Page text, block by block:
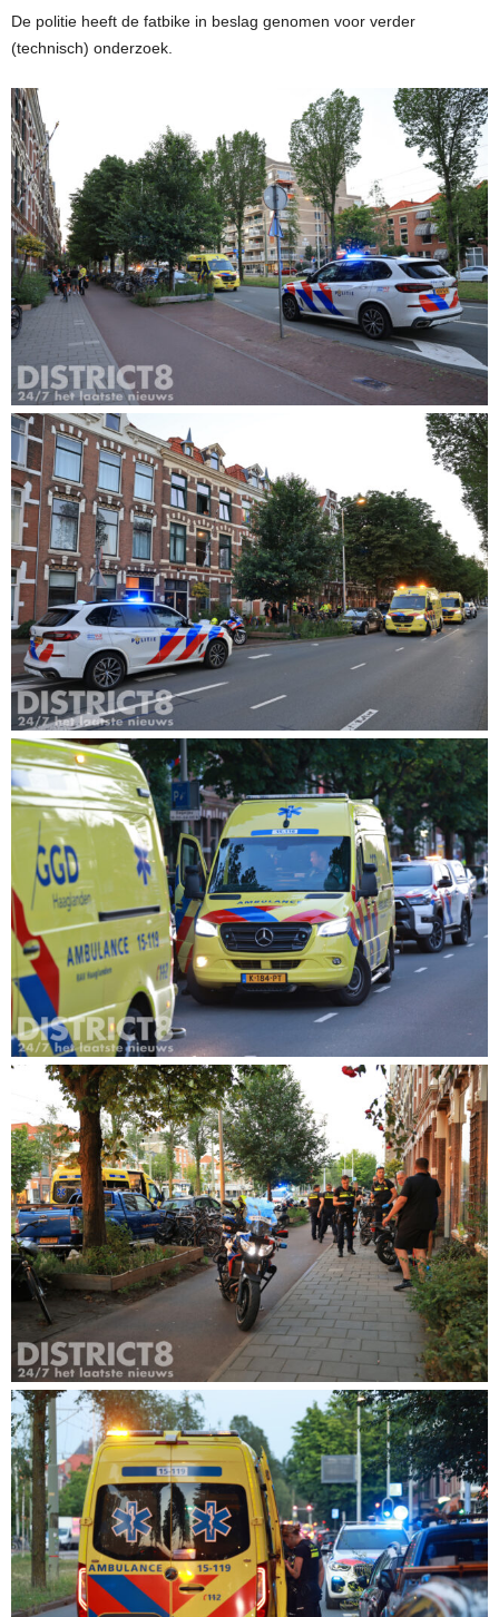
De politie heeft de fatbike in beslag genomen voor verder
(technisch) onderzoek.